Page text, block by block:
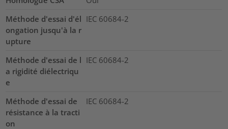
Méthode d'essai d'él
ongation jusqu'à la r
upture
IEC 60684-2
Méthode d'essai de l
a rigidité diélectriqu
e
IEC 60684-2
Méthode d'essai de
résistance à la tracti
on
IEC 60684-2